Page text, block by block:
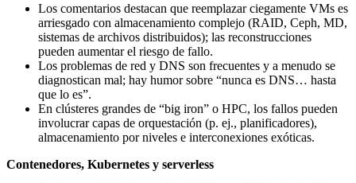
Los comentarios destacan que reemplazar ciegamente VMs es
arriesgado con almacenamiento complejo (RAID, Ceph, MD,
sistemas de archivos distribuidos); las reconstrucciones
pueden aumentar el riesgo de fallo.
Los problemas de red y DNS son frecuentes y a menudo se
diagnostican mal; hay humor sobre “nunca es DNS… hasta
que lo es”.
En clústeres grandes de “big iron” o HPC, los fallos pueden
involucrar capas de orquestación (p. ej., planificadores),
almacenamiento por niveles e interconexiones exóticas.
Contenedores, Kubernetes y serverless